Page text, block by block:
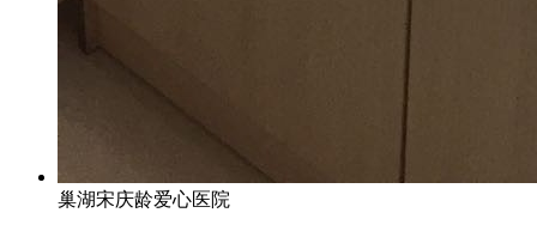
巢湖宋庆龄爱心医院